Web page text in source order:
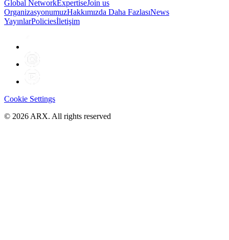
Global NetworkExpertiseJoin us
OrganizasyonumuzHakkımızda Daha FazlasıNews
YayınlarPoliciesİletişim
Cookie Settings
© 2026 ARX. All rights reserved